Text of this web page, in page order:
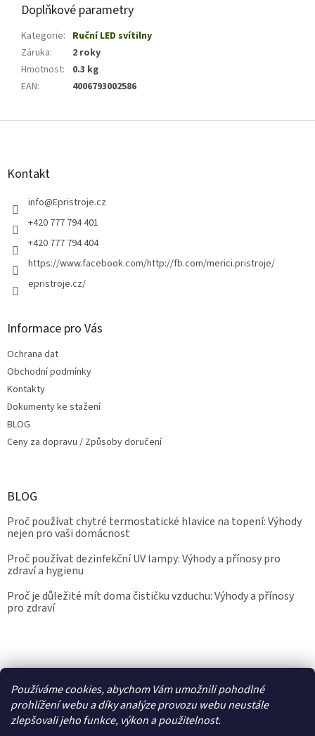
Používáme cookies, abychom Vám umožnili pohodlné
prohlížení webu a díky analýze provozu webu neustále
zlepšovali jeho funkce, výkon a použitelnost.
Doplňkové parametry
Kategorie: Ruční LED svítilny
Záruka:
2 roky
Hmotnost:
0.3 kg
EAN: 4006793002586
Z
Kontakt
info@Epristroje.cz
+420 777 794 401
+420 777 794 404
https://www.facebook.com/http://fb.com/merici.pristroje/
epristroje.cz/
Informace pro Vás
Ochrana dat
Obchodní podmínky
Kontakty
Dokumenty ke stažení
BLOG
Ceny za dopravu / Způsoby doručení
BLOG
Proč používat chytré termostatické hlavice na topení: Výhody
nejen pro vaši domácnost
Proč používat dezinfekční UV lampy: Výhody a přínosy pro
zdraví a hygienu
Proč je důležité mít doma čističku vzduchu: Výhody a přínosy
pro zdraví